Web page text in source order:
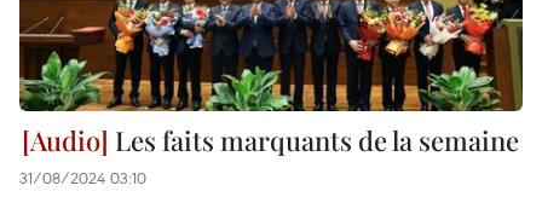
Les faits marquants de la semaine
31/08/2024 03:10